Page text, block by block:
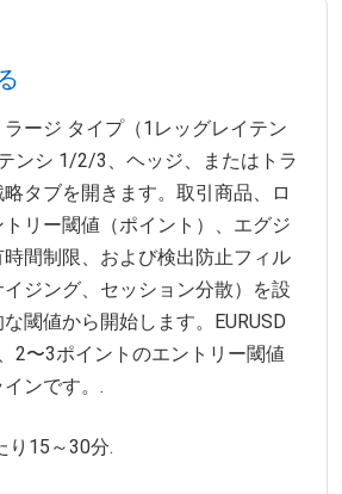
ージ タイプ（1レッグレイテン
ンシ 1/2/3、ヘッジ、またはトラ
タブを開きます。取引商品、ロ
リー閾値（ポイント）、エグジ
間制限、および検出防止フィル
ジング、セッション分散）を設
閾値から開始します。EURUSD
2〜3ポイントのエントリー閾値
ンです。.
り15～30分.